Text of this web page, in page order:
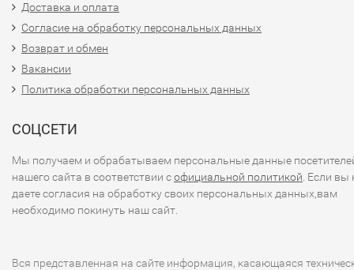
Доставка и оплата
Согласие на обработку персональных данных
Возврат и обмен
Вакансии
Политика обработки персональных данных
СОЦСЕТИ
Мы получаем и обрабатываем персональные данные
нашего сайта в соответствии софициальной политикой . Если вы
даете согласия на обработку своих персональных данных,вам
необходимо покинуть наш сайт.
Вся представленная на сайте информация, касающаяся